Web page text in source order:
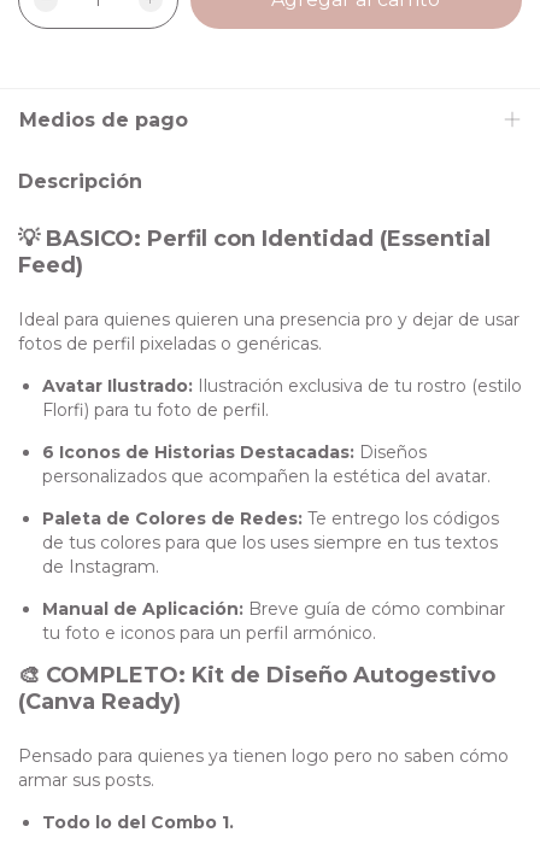
Medios de pago
Descripción
💡 BASICO: Perfil con Identidad (Essential
Feed)
Ideal para quienes quieren una presencia pro y dejar de usar
fotos de perfil pixeladas o genéricas.
Avatar Ilustrado: Ilustración exclusiva de tu rostro (estilo
Florfi) para tu foto de perfil.
6 Iconos de Historias Destacadas: Diseños
personalizados que acompañen la estética del avatar.
Paleta de Colores de Redes: Te entrego los códigos
de tus colores para que los uses siempre en tus textos
de Instagram.
Manual de Aplicación: Breve guía de cómo combinar
tu foto e iconos para un perfil armónico.
🎨 COMPLETO: Kit de Diseño Autogestivo
(Canva Ready)
Pensado para quienes ya tienen logo pero no saben cómo
armar sus posts.
Todo lo del Combo 1.